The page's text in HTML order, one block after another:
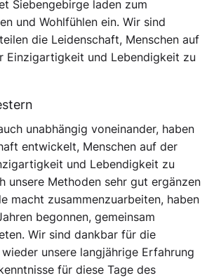
Siebengebirge laden zum
und Wohlfühlen ein. Wir sind
die Leidenschaft, Menschen auf
Einzigartigkeit und Lebendigkeit zu
unabhängig voneinander, haben
entwickelt, Menschen auf der
und Lebendigkeit zu
unsere Methoden sehr gut ergänzen
macht zusammenzuarbeiten, haben
begonnen, gemeinsam
Wir sind dankbar für die
unsere langjährige Erfahrung
für diese Tage des